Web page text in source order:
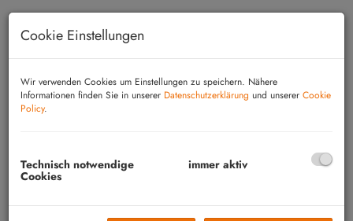
Beschreibung
Cookie Einstellungen
Wir verwenden Cookies um Einstellungen zu speichern. Nähere
Informationen finden Sie in unserer Datenschutzerklärung und unserer Cookie
Policy.
Technisch notwendige
Cookies
immer aktiv